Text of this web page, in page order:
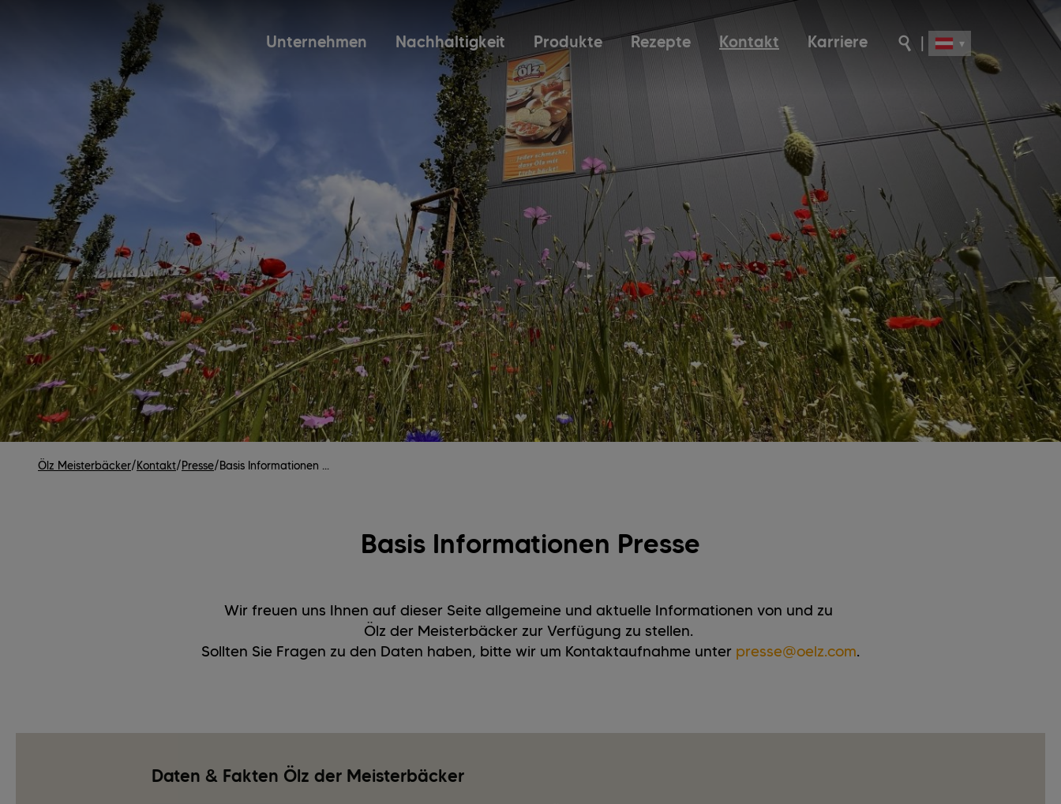
Unternehmen Nachhaltigkeit Produkte Rezepte Kontakt Karriere
Ölz Meisterbäcker/Kontakt/Presse/Basis Informationen ...
Basis Informationen Presse
Wir freuen uns Ihnen auf dieser Seite allgemeine und aktuelle Informationen von und zu
Ölz der Meisterbäcker zur Verfügung zu stellen.
Sollten Sie Fragen zu den Daten haben, bitte wir um Kontaktaufnahme unter presse@oelz.com.
Daten & Fakten Ölz der Meisterbäcker